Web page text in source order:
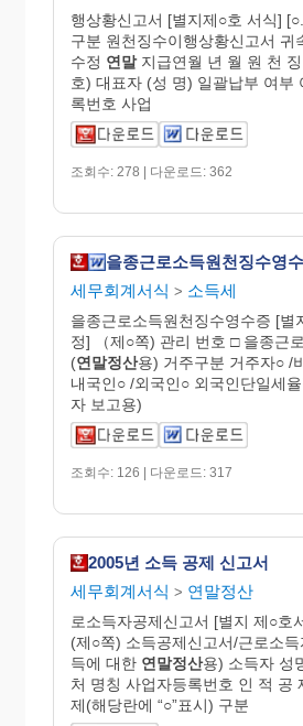
행상황신고서 [별지제○호 서식]
구분 원천징수이행상황신고서 귀
수정 연말지급연월 년 월 원 천
호) 대표자 (성 명) 일괄납부 여부
록번호 사업
조회수: 278 | 다운로드: 362
을종근로소득원천징수영
세무회계서식 > 소득세
을종근로소득원천징수영수증 [별
정] （제○쪽) 관리 번호 □ 을종근
(연말정산용) 거주구분 거주자○ /
내국인○ /외국인○ 외국인단일세
자 보고용)
조회수: 126 | 다운로드: 317
2005년 소득 공제 신고서
세무회계서식 > 연말정산
로소득자공제신고서 [별지 제○호
(제○쪽) 소득공제신고서/근로소
득에 대한 연말정산용) 소득자 성
처 명칭 사업자등록번호 인 적 공
제(해당란에 “○”표시) 구분